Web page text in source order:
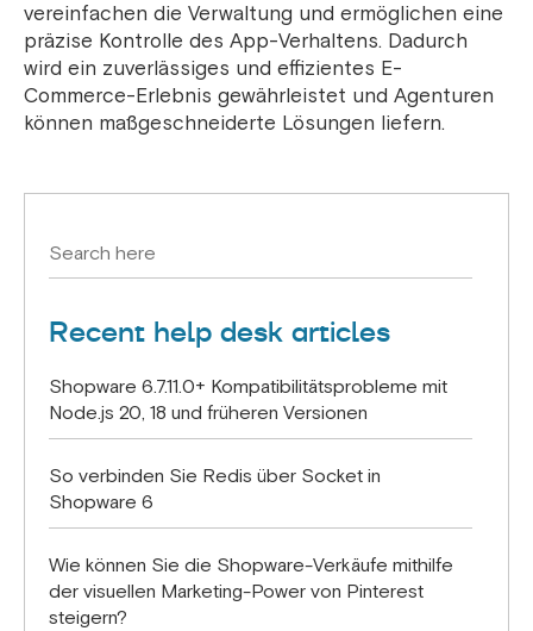
vereinfachen die Verwaltung und ermöglichen eine
präzise Kontrolle des App-Verhaltens. Dadurch
wird ein zuverlässiges und effizientes E-
Commerce-Erlebnis gewährleistet und Agenturen
können maßgeschneiderte Lösungen liefern.
Recent help desk articles
Shopware 6.7.11.0+ Kompatibilitätsprobleme mit
Node.js 20, 18 und früheren Versionen
So verbinden Sie Redis über Socket in
Shopware 6
Wie können Sie die Shopware-Verkäufe mithilfe
der visuellen Marketing-Power von Pinterest
steigern?